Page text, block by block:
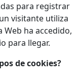
para registrar
visitante utiliza
ha accedido,
para llegar.
de cookies?